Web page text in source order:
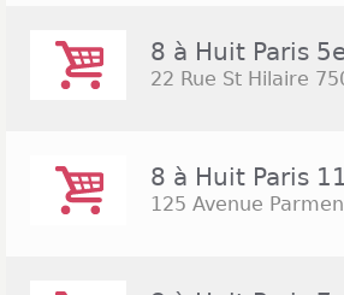
8 à Huit Paris
22 Rue St Hilaire
8 à Huit Paris
125 Avenue